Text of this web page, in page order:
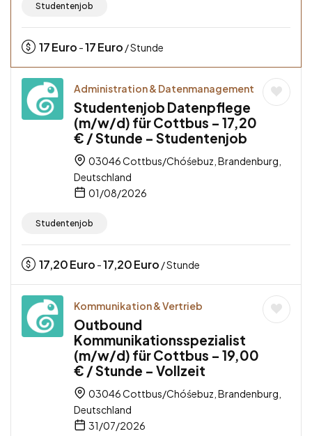
Studentenjob
17Euro -17Euro / Stunde
Administration & Datenmanagement
Studentenjob Datenpflege
(m/w/d) für Cottbus – 17,20
€ / Stunde – Studentenjob
03046 Cottbus/Chóśebuz, Brandenburg,
Deutschland
01/08/2026
Studentenjob
17,20Euro -17,20Euro / Stunde
Kommunikation & Vertrieb
Outbound
Kommunikationsspezialist
(m/w/d) für Cottbus – 19,00
€ / Stunde – Vollzeit
03046 Cottbus/Chóśebuz, Brandenburg,
Deutschland
31/07/2026